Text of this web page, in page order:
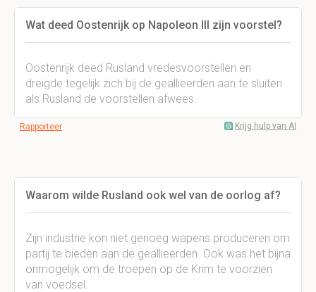
Wat deed Oostenrijk op Napoleon III zijn voorstel?
Oostenrijk deed Rusland vredesvoorstellen en
dreigde tegelijk zich bij de geallieerden aan te sluiten
als Rusland de voorstellen afwees.
Rapporteer Krijg hulp van AI
Waarom wilde Rusland ook wel van de oorlog af?
Zijn industrie kon niet genoeg wapens produceren om
partij te bieden aan de geallieerden. Ook was het bijna
onmogelijk om de troepen op de Krim te voorzien
van voedsel.